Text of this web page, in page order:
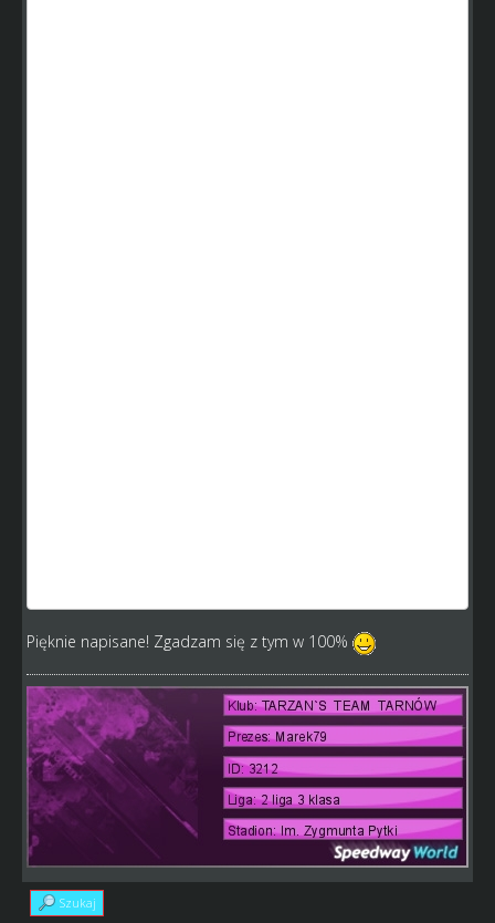
Pięknie napisane! Zgadzam się z tym w 100%
Szukaj